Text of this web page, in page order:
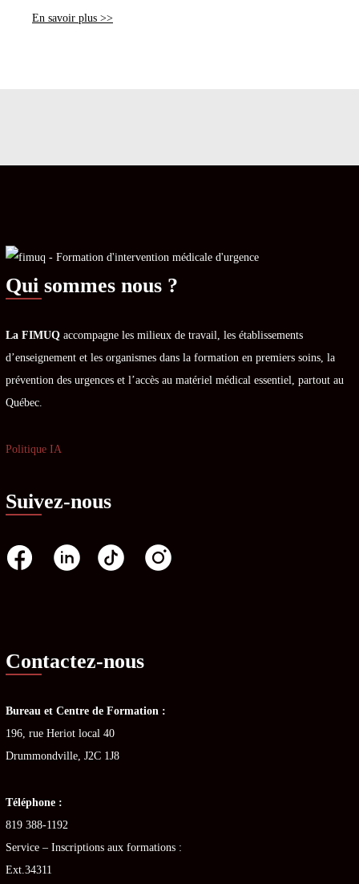
En savoir plus >>
Qui sommes nous ?
La FIMUQ accompagne les milieux de travail, les établissements
d’enseignement et les organismes dans la formation en premiers soins, la
prévention des urgences et l’accès au matériel médical essentiel, partout au
Québec.
Politique IA
Suivez-nous
Contactez-nous
Bureau et Centre de Formation :
196, rue Heriot local 40
Drummondville, J2C 1J8
Téléphone :
819 388-1192
Service – Inscriptions aux formations :
Ext.34311